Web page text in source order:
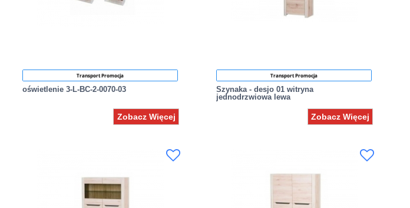
Transport Promocja
oświetlenie 3-L-BC-2-0070-03
Zobacz Więcej
Transport Promocja
Szynaka - desjo 01 witryna
jednodrzwiowa lewa
Zobacz Więcej